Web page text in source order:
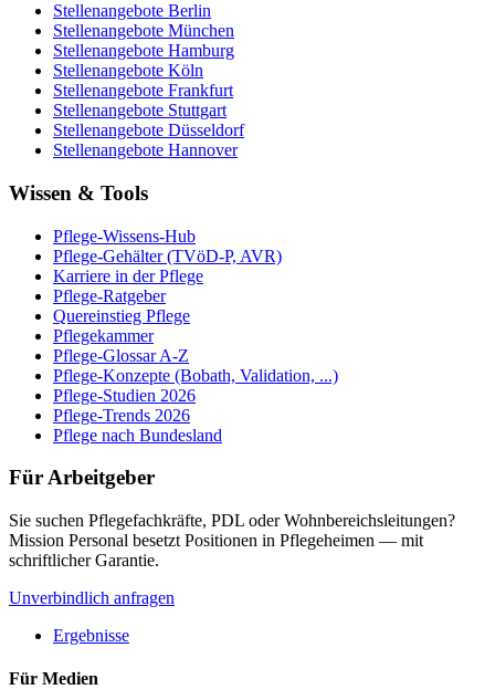
Stellenangebote Berlin
Stellenangebote München
Stellenangebote Hamburg
Stellenangebote Köln
Stellenangebote Frankfurt
Stellenangebote Stuttgart
Stellenangebote Düsseldorf
Stellenangebote Hannover
Wissen & Tools
Pflege-Wissens-Hub
Pflege-Gehälter (TVöD-P, AVR)
Karriere in der Pflege
Pflege-Ratgeber
Quereinstieg Pflege
Pflegekammer
Pflege-Glossar A-Z
Pflege-Konzepte (Bobath, Validation, ...)
Pflege-Studien 2026
Pflege-Trends 2026
Pflege nach Bundesland
Für Arbeitgeber
Sie suchen Pflegefachkräfte, PDL oder Wohnbereichsleitungen?
Mission Personal besetzt Positionen in Pflegeheimen — mit
schriftlicher Garantie.
Unverbindlich anfragen
Ergebnisse
Für Medien